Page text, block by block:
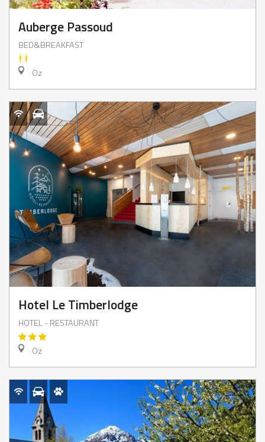
Auberge Passoud
BED&BREAKFAST
Oz
Hotel Le Timberlodge
HOTEL - RESTAURANT
Oz